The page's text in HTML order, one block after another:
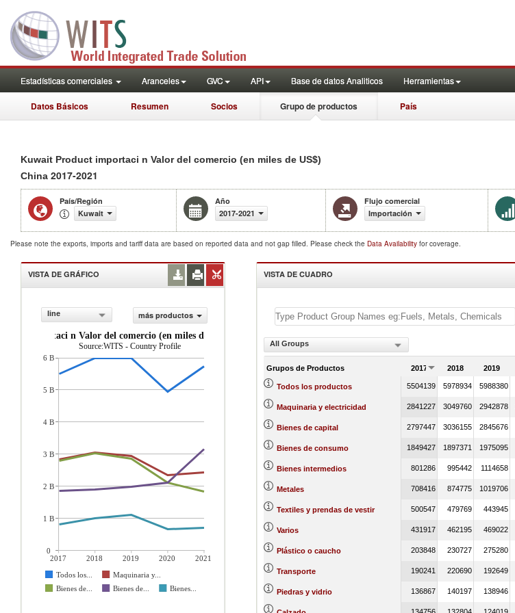
Estadísticas comerciales Aranceles GVC API Base de datos Analiticos Herramientas
Datos Básicos Resumen Socios Grupo de productos País
Kuwait Product importaci n Valor del comercio (en miles de US$)
China 2017-2021
País/Región
Kuwait
Año
2017-2021
Flujo comercial
Importación
Please note the exports, imports and tariff data are based on reported data and not gap filled. Please check the Data Availability for coverage.
VISTA DE GRÁFICO
line
más productos
importaci n Valor del comercio (en miles de US$)
Source:WITS - Country Profile
2017 2018 2019 2020
2021
Todos los...
Maquinaria y...
Bienes de...
Bienes de... Bienes...
6 B
5 B
4 B
3 B
2 B
1 B
0
VISTA DE CUADRO
All Groups
Grupos de Productos 2017 2018 2019
Todos los productos 5504139 5978934 5988380
Maquinaria y electricidad 2841227 3049760 2942878
Bienes de capital 2797447 3036155 2845676
Bienes de consumo 1849427 1897371 1975095
Bienes intermedios 801286 995442 1114658
Metales 708416 874775 1019706
Textiles y prendas de vestir 500547 479769 443945
Varios 431917 462195 469022
Plástico o caucho 203848 230727 275280
Transporte 190241 220690 192649
Piedras y vidrio 136867 140197 138946
134756 132804 124019